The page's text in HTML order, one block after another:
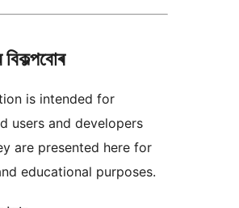
is intended for
users and developers
are presented here for
educational purposes.